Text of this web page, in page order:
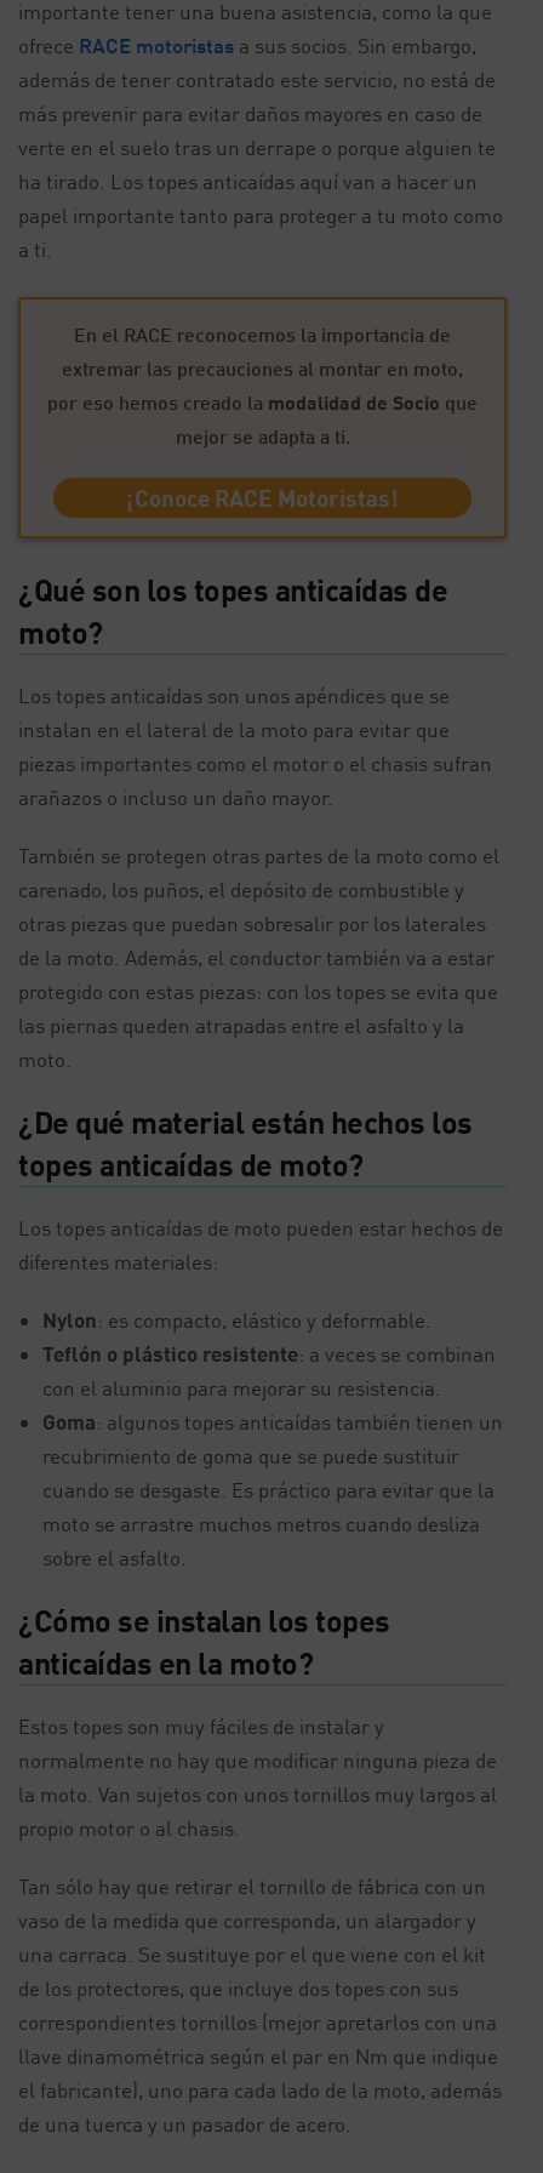
importante tener una buena asistencia, como la que
ofrece RACE motoristas a sus socios. Sin embargo,
además de tener contratado este servicio, no está de
más prevenir para evitar daños mayores en caso de
verte en el suelo tras un derrape o porque alguien te
ha tirado. Los topes anticaídas aquí van a hacer un
papel importante tanto para proteger a tu moto como
a ti.
En el RACE reconocemos la importancia de
extremar las precauciones al montar en moto,
por eso hemos creado la modalidad de Socio que
mejor se adapta a ti.
¡Conoce RACE Motoristas!
¿Qué son los topes anticaídas de
moto?
Los topes anticaídas son unos apéndices que se
instalan en el lateral de la moto para evitar que
piezas importantes como el motor o el chasis sufran
arañazos o incluso un daño mayor.
También se protegen otras partes de la moto como el
carenado, los puños, el depósito de combustible y
otras piezas que puedan sobresalir por los laterales
de la moto. Además, el conductor también va a estar
protegido con estas piezas: con los topes se evita que
las piernas queden atrapadas entre el asfalto y la
moto.
¿De qué material están hechos los
topes anticaídas de moto?
Los topes anticaídas de moto pueden estar hechos de
diferentes materiales:
Nylon: es compacto, elástico y deformable.
Teflón o plástico resistente: a veces se combinan
con el aluminio para mejorar su resistencia.
Goma: algunos topes anticaídas también tienen un
recubrimiento de goma que se puede sustituir
cuando se desgaste. Es práctico para evitar que la
moto se arrastre muchos metros cuando desliza
sobre el asfalto.
¿Cómo se instalan los topes
anticaídas en la moto?
Estos topes son muy fáciles de instalar y
normalmente no hay que modificar ninguna pieza de
la moto. Van sujetos con unos tornillos muy largos al
propio motor o al chasis.
Tan sólo hay que retirar el tornillo de fábrica con un
vaso de la medida que corresponda, un alargador y
una carraca. Se sustituye por el que viene con el kit
de los protectores, que incluye dos topes con sus
correspondientes tornillos (mejor apretarlos con una
llave dinamométrica según el par en Nm que indique
el fabricante), uno para cada lado de la moto, además
de una tuerca y un pasador de acero.